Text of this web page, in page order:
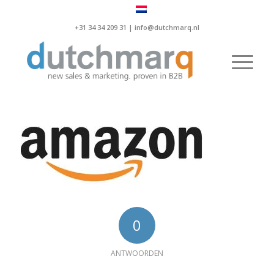
+31 34 34 209 31 | info@dutchmarq.nl
0
ANTWOORDEN